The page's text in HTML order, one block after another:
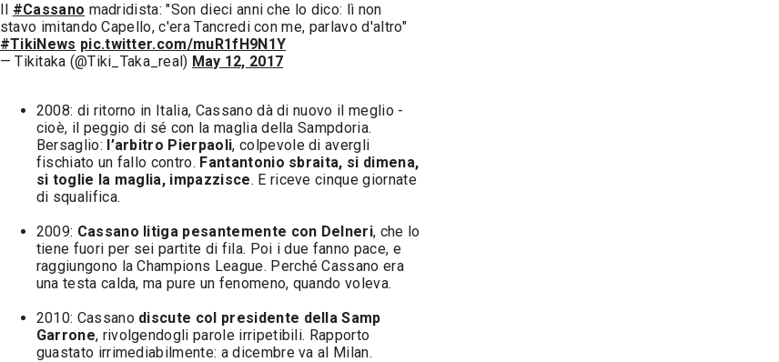
Il #Cassano madridista: "Son dieci anni che lo dico: lì non
stavo imitando Capello, c'era Tancredi con me, parlavo d'altro"
#TikiNews pic.twitter.com/muR1fH9N1Y
— Tikitaka (@Tiki_Taka_real) May 12, 2017
2008: di ritorno in Italia, Cassano dà di nuovo il meglio -
cioè, il peggio di sé con la maglia della Sampdoria.
Bersaglio: l’arbitro Pierpaoli, colpevole di avergli
fischiato un fallo contro. Fantantonio sbraita, si dimena,
si toglie la maglia, impazzisce. E riceve cinque giornate
di squalifica.
2009: Cassano litiga pesantemente con Delneri, che lo
tiene fuori per sei partite di fila. Poi i due fanno pace, e
raggiungono la Champions League. Perché Cassano era
una testa calda, ma pure un fenomeno, quando voleva.
2010: Cassano discute col presidente della Samp
Garrone, rivolgendogli parole irripetibili. Rapporto
guastato irrimediabilmente: a dicembre va al Milan.